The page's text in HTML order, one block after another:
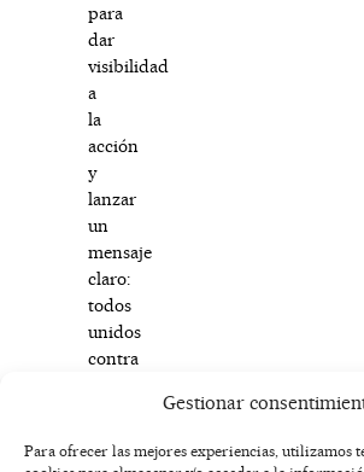
Gestionar
Para ofrecer las mejores experiencias, utilizamos
para
dar
visibilidad
a
la
acción
y
lanzar
un
mensaje
claro:
todos
unidos
contra